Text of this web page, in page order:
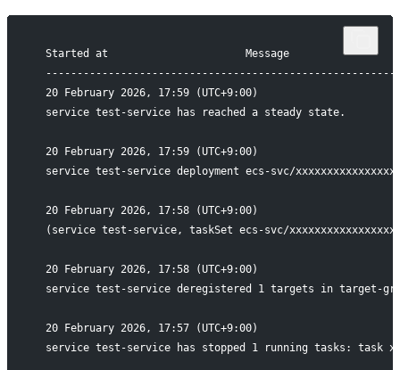
  Started at                      Message
  20 February 2026, 17:59 (UTC+9:00)
  service test-service has reached a steady state.
  20 February 2026, 17:59 (UTC+9:00)
service test-service deployment ecs-svc/
  20 February 2026, 17:58 (UTC+9:00)
(service test-service, taskSet ecs-svc/
  20 February 2026, 17:58 (UTC+9:00)
service test-service deregistered 1 targets in target-
  20 February 2026, 17:57 (UTC+9:00)
service test-service has stopped 1 running tasks: task